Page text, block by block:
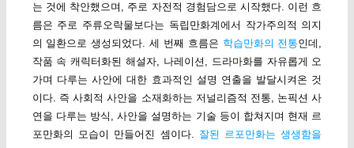
는 것에 착안했으며, 주로 자전적 경험담으로 시작했다. 이런 흐
름은 주로 주류오락물보다는 독립만화계에서 작가주의적 의지
의 일환으로 생성되었다. 세 번째 흐름은 학습만화의 전통인데,
작품 속 캐릭터화된 해설자, 나레이션, 드라마화를 자유롭게 오
가며 다루는 사안에 대한 효과적인 설명 연출을 발달시켜온 것
이다. 즉 사회적 사안을 소재화하는 저널리즘적 전통, 논픽션 사
연을 다루는 방식, 사안을 설명하는 기술 등이 합쳐지며 현재 르
포만화의 모습이 만들어진 셈이다. 잘된 르포만화는 생생함을